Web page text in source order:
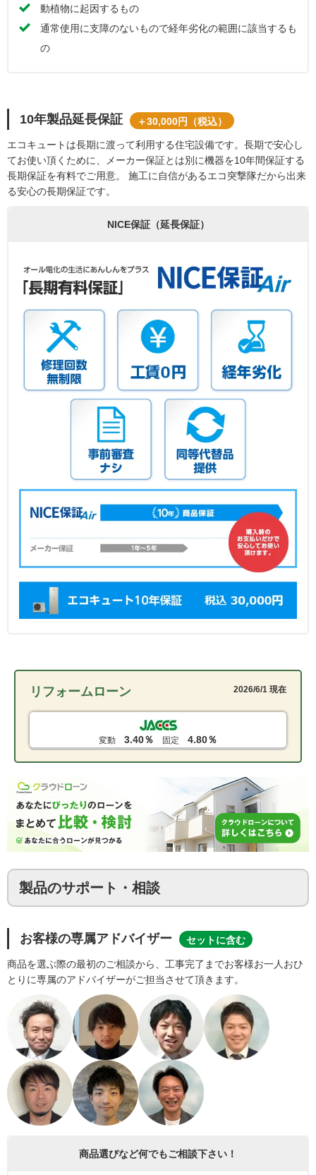
動植物に起因するもの
通常使用に支障のないもので経年劣化の範囲に該当するも
の
10年製品延長保証 ＋30,000円（税込）
エコキュートは長期に渡って利用する住宅設備です。長期で安心し
てお使い頂くために、メーカー保証とは別に機器を10年間保証する
長期保証を有料でご用意。 施工に自信があるエコ突撃隊だから出来
る安心の長期保証です。
NICE保証（延長保証）
リフォームローン 2026/6/1 現在
変動 3.40％ 固定 4.80％
製品のサポート・相談
お客様の専属アドバイザー セットに含む
商品を選ぶ際の最初のご相談から、工事完了までお客様お一人おひ
とりに専属のアドバイザーがご担当させて頂きます。
商品選びなど何でもご相談下さい！